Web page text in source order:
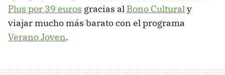
Plus por 39 euros gracias al Bono Culturaly
viajar mucho más barato con el programa
Verano Joven.